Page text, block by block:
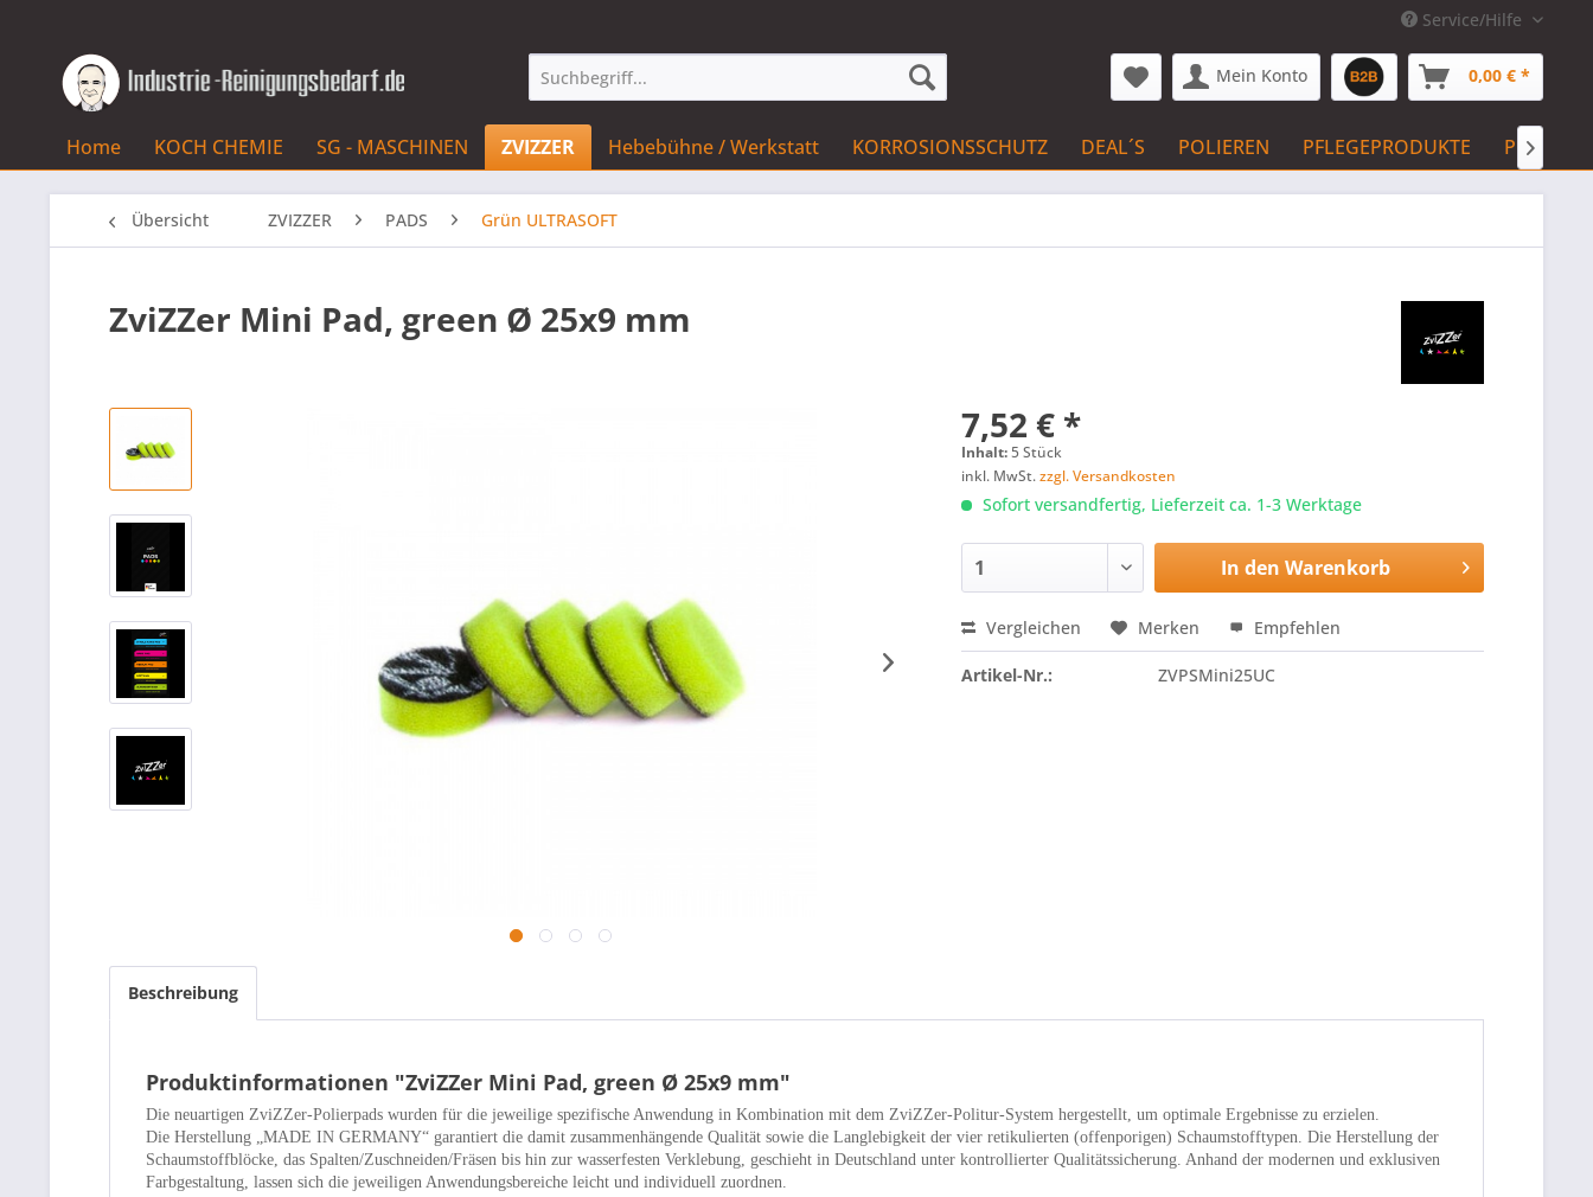
Service/Hilfe
Mein Konto 0,00 € *
Home KOCH CHEMIE SG - MASCHINEN ZVIZZER Hebebühne / Werkstatt KORROSIONSSCHUTZ DEAL´S POLIEREN PFLEGEPRODUKTE PFLEGE

Übersicht ZVIZZER PADS Grün ULTRASOFT
ZviZZer Mini Pad, green Ø 25x9 mm
7,52 € *
Inhalt:5 Stück
inkl. MwSt.zzgl. Versandkosten
Sofort versandfertig, Lieferzeit ca. 1-3 Werktage
In den Warenkorb
Vergleichen Merken Empfehlen
Artikel-Nr.: ZVPSMini25UC
Beschreibung
Produktinformationen "ZviZZer Mini Pad, green Ø 25x9 mm"
Die neuartigen ZviZZer-Polierpads wurden für die jeweilige spezifische Anwendung in Kombination mit dem ZviZZer-Politur-System hergestellt, um optimale Ergebnisse zu erzielen.
Die Herstellung „MADE IN GERMANY“ garantiert die damit zusammenhängende Qualität sowie die Langlebigkeit der vier retikulierten (offenporigen) Schaumstofftypen. Die Herstellung der
Schaumstoffblöcke, das Spalten/Zuschneiden/Fräsen bis hin zur wasserfesten Verklebung, geschieht in Deutschland unter kontrollierter Qualitätssicherung. Anhand der modernen und exklusiven
Farbgestaltung, lassen sich die jeweiligen Anwendungsbereiche leicht und individuell zuordnen.